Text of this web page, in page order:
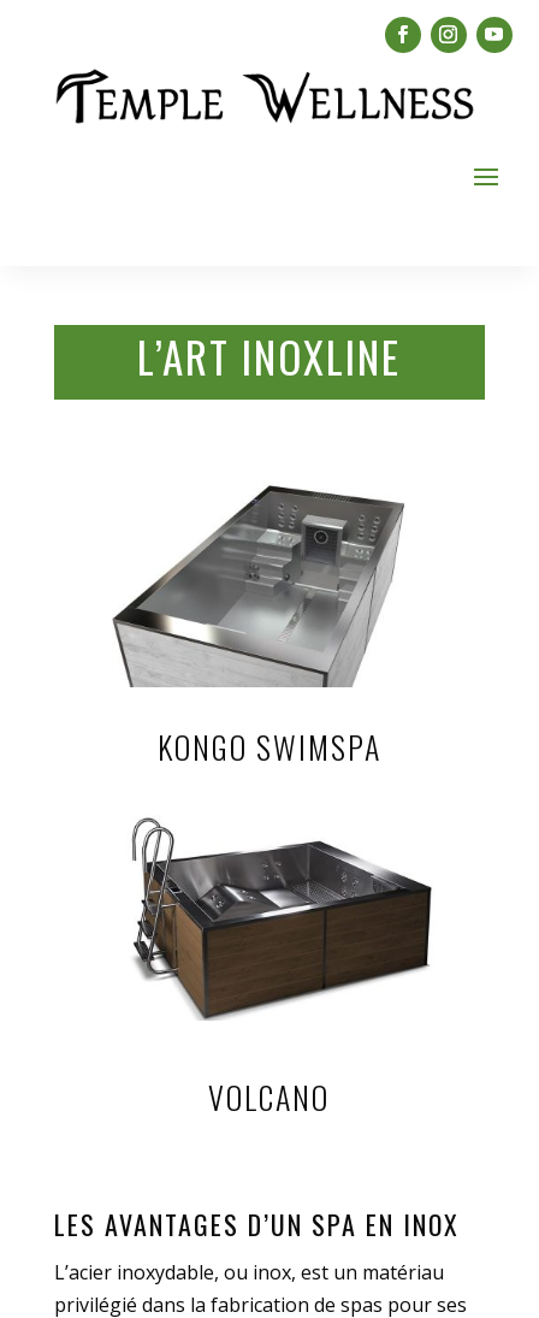
L’ART INOXLINE
KONGO SWIMSPA
VOLCANO
LES AVANTAGES D’UN SPA EN INOX
L’acier inoxydable, ou inox, est un matériau
privilégié dans la fabrication de spas pour ses